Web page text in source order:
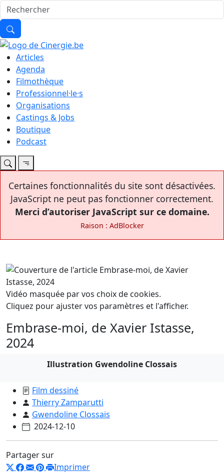
Articles
Agenda
Filmothèque
Professionnel·le·s
Organisations
Castings & Jobs
Boutique
Podcast
Certaines fonctionnalités du site sont désactivées.
JavaScript ne peut pas fonctionner correctement.
Merci d’autoriser JavaScript sur ce domaine.
Raison : AdBlocker
Vidéo masquée par vos choix de cookies.
Cliquez pour ajuster vos paramètres et l'afficher.
Embrase-moi, de Xavier Istasse,
2024
Illustration Gwendoline Clossais
Film dessiné
Thierry Zamparutti
Gwendoline Clossais
2024-12-10
Partager sur
Imprimer